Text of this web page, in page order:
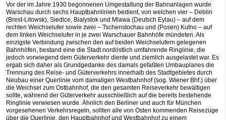
Vor der im Jahre 1930 begonnenen Umgestaltung der Bahnanlagen wurde
Warschau durch sechs Hauptbahnlinien bedient, von welchen vier – Deblin
(Brest-Litowsk), Siedlce, Bialystok und Mlawa (Deutsch Eylau) – auf dem
rechten Weichselufer sowie zwei – Tschenstochau und (Posen) Kutno – auf
dem linken Weichselufer in je zwei Warschauer Bahnhöfe mündeten. Als
einzigste Verbindung zwischen den auf beiden Weichselufern gelegenen
Bahnhöfen, bestand eine die Stadt nordöstlich umfahrende Ringlinie, die
jedoch vorwiegend dem Güterverkehr diente und ziemlich ausgelastet war. Es
ergab sich daher als Grundgedanke des damals gefaßten Umbauplanes die
Trennung des Reise- und Güterverkehrs innerhalb des Stadtgebietes durch
Neubau einer Querlinie vom damaligen Westbahnhof (sog. Wiener Bhf.) über
die Weichsel zum Ostbahnhof, die den gesamten Reiseverkehr bewältigen
sollte, während der Güterverkehr ausschließlich auf die bereits bestehende
Ringlinie verwiesen wurde. Ähnlich den Berliner und auch für München
vorgesehenen Verkehrsregeln, sollten alle von Osten kommenden Reisezüge
über die Querlinie, den Hauptbahnhof und Westbahnhof zu einem